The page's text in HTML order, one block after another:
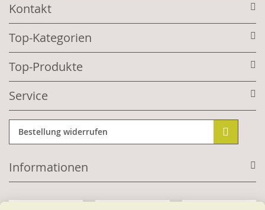
Kontakt
Top-Kategorien
Top-Produkte
Service
Bestellung widerrufen
Informationen